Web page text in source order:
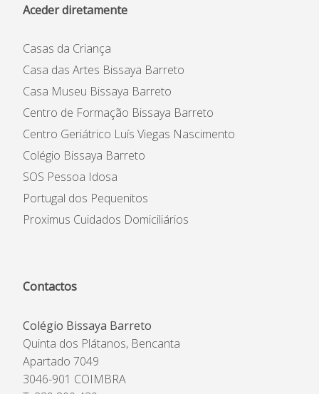
Aceder diretamente
Casas da Criança
Casa das Artes Bissaya Barreto
Casa Museu Bissaya Barreto
Centro de Formação Bissaya Barreto
Centro Geriátrico Luís Viegas Nascimento
Colégio Bissaya Barreto
SOS Pessoa Idosa
Portugal dos Pequenitos
Proximus Cuidados Domiciliários
Contactos
Colégio Bissaya Barreto
Quinta dos Plátanos, Bencanta
Apartado 7049
3046-901 COIMBRA